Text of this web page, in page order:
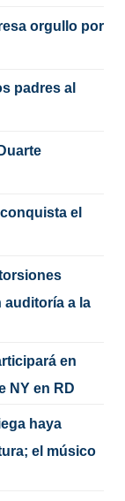
orgullo por
padres al
el
auditoría a la
en
NY en RD
haya
el músico